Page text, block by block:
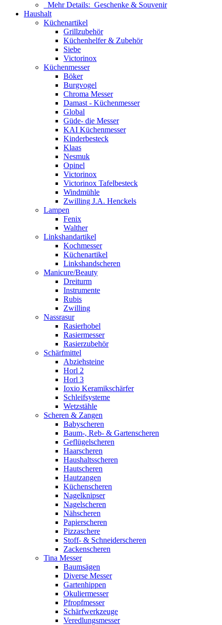
Mehr Details: Geschenke & Souvenir
Haushalt
Küchenartikel
Grillzubehör
Küchenhelfer & Zubehör
Siebe
Victorinox
Küchenmesser
Böker
Burgvogel
Chroma Messer
Damast - Küchenmesser
Global
Güde- die Messer
KAI Küchenmesser
Kinderbesteck
Klaas
Nesmuk
Opinel
Victorinox
Victorinox Tafelbesteck
Windmühle
Zwilling J.A. Henckels
Lampen
Fenix
Walther
Linkshandartikel
Kochmesser
Küchenartikel
Linkshandscheren
Manicure/Beauty
Dreiturm
Instrumente
Rubis
Zwilling
Nassrasur
Rasierhobel
Rasiermesser
Rasierzubehör
Schärfmittel
Abziehsteine
Horl 2
Horl 3
Ioxio Keramikschärfer
Schleifsysteme
Wetzstähle
Scheren & Zangen
Babyscheren
Baum-, Reb- & Gartenscheren
Geflügelscheren
Haarscheren
Haushaltsscheren
Hautscheren
Hautzangen
Küchenscheren
Nagelknipser
Nagelscheren
Nähscheren
Papierscheren
Pizzaschere
Stoff- & Schneiderscheren
Zackenscheren
Tina Messer
Baumsägen
Diverse Messer
Gartenhippen
Okuliermesser
Pfropfmesser
Schärfwerkzeuge
Veredlungsmesser